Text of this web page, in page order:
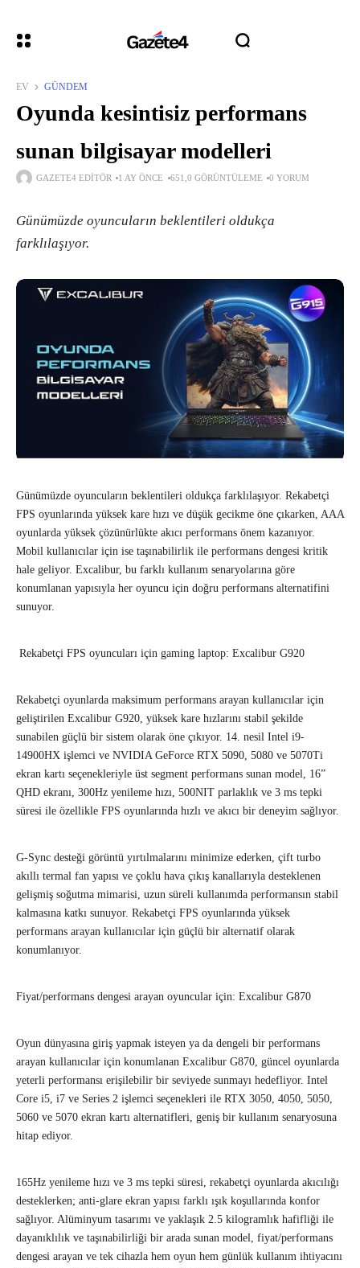
EV GÜNDEM
Oyunda kesintisiz performans
sunan bilgisayar modelleri
GAZETE4 EDITÖR 1 AY ÖNCE 651,0 GÖRÜNTÜLEME 0 YORUM
Günümüzde oyuncuların beklentileri oldukça
farklılaşıyor.
Günümüzde oyuncuların beklentileri oldukça farklılaşıyor. Rekabetçi
FPS oyunlarında yüksek kare hızı ve düşük gecikme öne çıkarken, AAA
oyunlarda yüksek çözünürlükte akıcı performans önem kazanıyor.
Mobil kullanıcılar için ise taşınabilirlik ile performans dengesi kritik
hale geliyor. Excalibur, bu farklı kullanım senaryolarına göre
konumlanan yapısıyla her oyuncu için doğru performans alternatifini
sunuyor.
Rekabetçi FPS oyuncuları için gaming laptop: Excalibur G920
Rekabetçi oyunlarda maksimum performans arayan kullanıcılar için
geliştirilen Excalibur G920, yüksek kare hızlarını stabil şekilde
sunabilen güçlü bir sistem olarak öne çıkıyor. 14. nesil Intel i9-
14900HX işlemci ve NVIDIA GeForce RTX 5090, 5080 ve 5070Ti
ekran kartı seçenekleriyle üst segment performans sunan model, 16”
QHD ekranı, 300Hz yenileme hızı, 500NIT parlaklık ve 3 ms tepki
süresi ile özellikle FPS oyunlarında hızlı ve akıcı bir deneyim sağlıyor.
G-Sync desteği görüntü yırtılmalarını minimize ederken, çift turbo
akıllı termal fan yapısı ve çoklu hava çıkış kanallarıyla desteklenen
gelişmiş soğutma mimarisi, uzun süreli kullanımda performansın stabil
kalmasına katkı sunuyor. Rekabetçi FPS oyunlarında yüksek
performans arayan kullanıcılar için güçlü bir alternatif olarak
konumlanıyor.
Fiyat/performans dengesi arayan oyuncular için: Excalibur G870
Oyun dünyasına giriş yapmak isteyen ya da dengeli bir performans
arayan kullanıcılar için konumlanan Excalibur G870, güncel oyunlarda
yeterli performansı erişilebilir bir seviyede sunmayı hedefliyor. Intel
Core i5, i7 ve Series 2 işlemci seçenekleri ile RTX 3050, 4050, 5050,
5060 ve 5070 ekran kartı alternatifleri, geniş bir kullanım senaryosuna
hitap ediyor.
165Hz yenileme hızı ve 3 ms tepki süresi, rekabetçi oyunlarda akıcılığı
desteklerken; anti-glare ekran yapısı farklı ışık koşullarında konfor
sağlıyor. Alüminyum tasarımı ve yaklaşık 2.5 kilogramlık hafifliği ile
dayanıklılık ve taşınabilirliği bir arada sunan model, fiyat/performans
dengesi arayan ve tek cihazla hem oyun hem günlük kullanım ihtiyacını